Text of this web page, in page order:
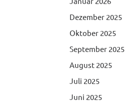
Dezember 2025
Oktober 2025
September 2025
August 2025
Juli 2025
Juni 2025